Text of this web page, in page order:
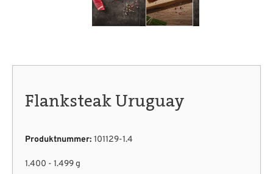
Flanksteak Uruguay
Produktnummer: 101129-1.4
1.400 - 1.499 g